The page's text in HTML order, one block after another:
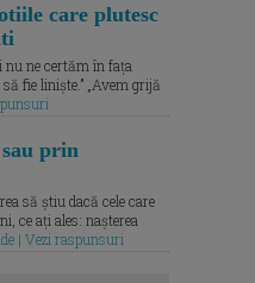
care plutesc
nu ne certăm în fața
fie liniște.” „Avem grijă
prin
să știu dacă cele care
ce ați ales: nașterea
| Vezi raspunsuri